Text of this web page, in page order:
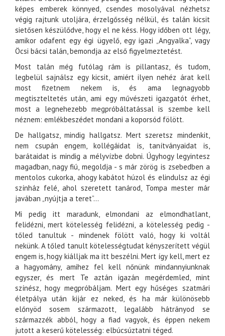
képes emberek könnyed, csendes mosolyával nézhetsz
végig rajtunk utoljára, érzelgősség nélkül, és talán kicsit
sietősen készülődve, hogy el ne késs. Hogy időben ott légy,
amikor odafent egy égi ügyelő, egy igazi „Angyalka”, vagy
Öcsi bácsi talán, bemondja az első figyelmeztetést.
Most talán még futólag rám is pillantasz, és tudom,
legbelül sajnálsz egy kicsit, amiért ilyen nehéz árat kell
most fizetnem nekem is, és ama legnagyobb
megtiszteltetés után, ami egy művészeti igazgatót érhet,
most a legnehezebb megpróbáltatással is szembe kell
néznem: emlékbeszédet mondani a koporsód fölött.
De hallgatsz, mindig hallgatsz. Mert szeretsz mindenkit,
nem csupán engem, kollégáidat is, tanítványaidat is,
barátaidat is mindig a mélyvízbe dobni. Úgyhogy legyintesz
magadban, nagy fiú, megoldja - s már zörög is zsebedben a
mentolos cukorka, ahogy kabátot húzol és elindulsz az égi
színház felé, ahol szeretett tanárod, Tompa mester már
javában „nyújtja a teret”...
Mi pedig itt maradunk, elmondani az elmondhatlant,
felidézni, mert kötelesség felidézni, a kötelesség pedig -
tőled tanultuk - mindenek fölött való, hogy ki voltál
nekünk. A tőled tanult kötelességtudat kényszerített végül
engem is, hogy kiálljak ma itt beszélni. Mert így kell, mert ez
a hagyomány, amihez fel kell nőnünk mindannyiunknak
egyszer, és mert Te aztán igazán megérdemled, mint
színész, hogy megpróbáljam. Mert egy hűséges szatmári
életpálya után kijár ez neked, és ha már különösebb
előnyöd sosem származott, legalább hátrányod se
származzék abból, hogy a fiad vagyok, és éppen nekem
jutott a keserű kötelesség: elbúcsúztatni téged.